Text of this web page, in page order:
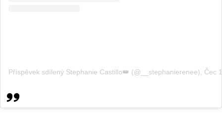
Příspěvek sdílený Stephanie Castillo👑 (@__stephanierenee) Čec